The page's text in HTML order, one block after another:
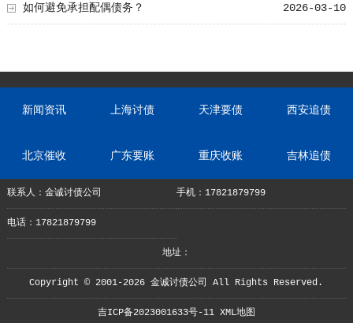
2026-03-10
如何避免承担配偶债务？
新闻资讯 上海讨债 天津要债 西安追债
北京催收 广东要账 重庆收账 吉林追债
联系人：金诚讨债公司 手机：17821879799
电话：17821879799
地址：
Copyright © 2001-2026 金诚讨债公司 All Rights Reserved.
吉ICP备2023001633号-11 XML地图